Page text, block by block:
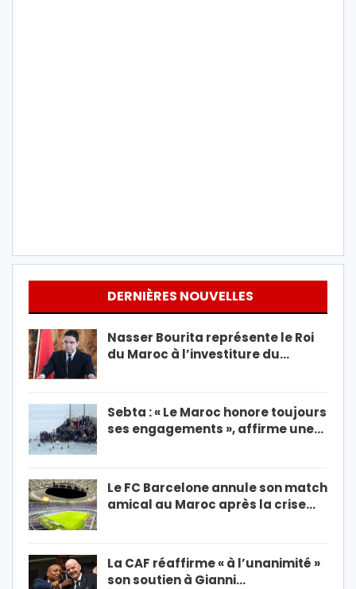
DERNIÈRES NOUVELLES
Nasser Bourita représente le Roi
du Maroc à l’investiture du…
Sebta : « Le Maroc honore toujours
ses engagements », affirme une…
Le FC Barcelone annule son match
amical au Maroc après la crise…
La CAF réaffirme « à l’unanimité »
son soutien à Gianni…